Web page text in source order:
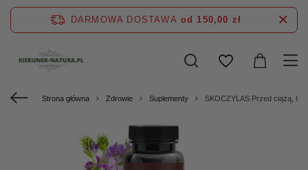
DARMOWA DOSTAWA od 150,00 zł
Strona główna Zdrowie Suplementy SKOCZYLAS Przed ciążą, 60